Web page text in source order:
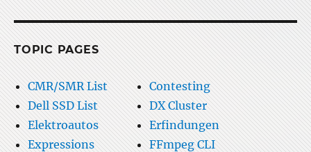
TOPIC PAGES
CMR/SMR List
Contesting
Dell SSD List
DX Cluster
Elektroautos
Erfindungen
Expressions
FFmpeg CLI